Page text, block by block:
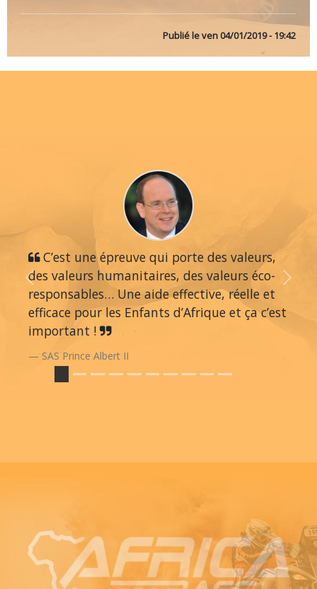
Publié leven 04/01/2019 - 19:42
C’est une épreuve qui porte des valeurs,
des valeurs humanitaires, des valeurs éco-
responsables… Une aide effective, réelle et
efficace pour les Enfants d’Afrique et ça c’est
important !
SAS Prince Albert II
Previous Next